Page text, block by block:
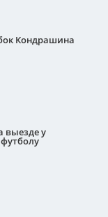
Кондрашина
выезде у